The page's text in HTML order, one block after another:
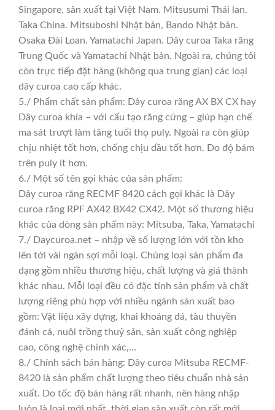
Singapore, sản xuất tại Việt Nam. Mitsusumi Thái lan.
Taka China. Mitsuboshi Nhật bản, Bando Nhật bản.
Osaka Đài Loan. Yamatachi Japan. Dây curoa Taka răng
Trung Quốc và Yamatachi Nhật bản. Ngoài ra, chúng tôi
còn trực tiếp đặt hàng (không qua trung gian) các loại
dây curoa cao cấp khác.
5./ Phẩm chất sản phẩm: Dây curoa răng AX BX CX hay
Dây curoa khía – với cấu tạo răng cứng – giúp hạn chế
ma sát trượt làm tăng tuổi thọ puly. Ngoài ra còn giúp
chịu nhiệt tốt hơn, chống chịu dầu tốt hơn. Do độ bám
trên puly ít hơn.
6./ Một số tên gọi khác của sản phẩm:
Dây curoa răng RECMF 8420 cách gọi khác là Dây
curoa răng RPF AX42 BX42 CX42. Một số thương hiệu
khác của dòng sản phẩm này: Mitsuba, Taka, Yamatachi
7./ Daycuroa.net – nhập về số lượng lớn với tồn kho
lên tới vài ngàn sợi mỗi loại. Chủng loại sản phẩm đa
dạng gồm nhiều thương hiệu, chất lượng và giá thành
khác nhau. Mỗi loại đều có đặc tính sản phẩm và chất
lượng riêng phù hợp với nhiều ngành sản xuất bao
gồm: Vật liệu xây dựng, khai khoáng đá, tàu thuyền
đánh cá, nuôi trồng thuỷ sản, sản xuất công nghiệp
cao, công nghệ chính xác,…
8./ Chính sách bán hàng: Dây curoa Mitsuba RECMF-
8420 là sản phẩm chất lượng theo tiêu chuẩn nhà sản
xuất. Do tốc độ bán hàng rất nhanh, nên hàng nhập